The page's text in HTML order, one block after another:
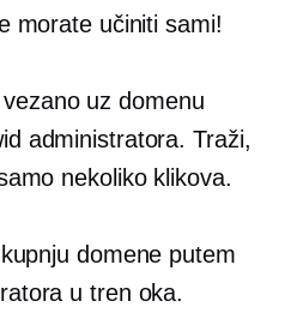
morate učiniti sami!
vezano uz domenu
administratora. Traži,
nekoliko klikova.
domene putem
u tren oka.